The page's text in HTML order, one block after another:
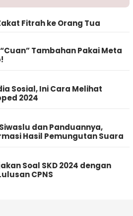
Fitrah ke Orang Tua
Tambahan Pakai Meta
Sosial, Ini Cara Melihat
2024
dan Panduannya,
Hasil Pemungutan Suara
Soal SKD 2024 dengan
CPNS